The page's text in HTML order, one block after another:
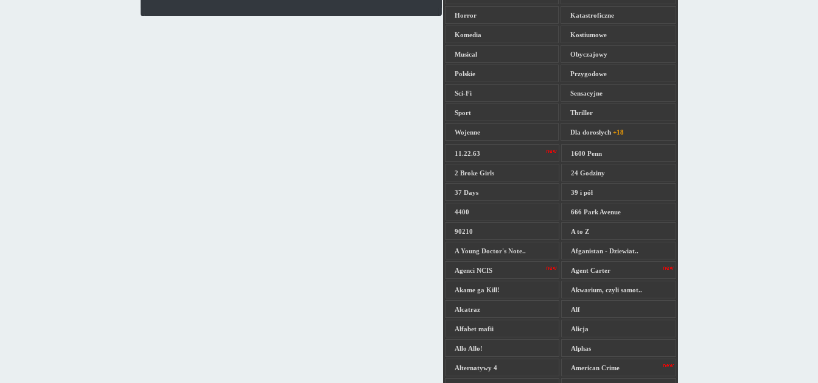
Horror Katastroficzne
Komedia Kostiumowe
Musical Obyczajowy
Polskie Przygodowe
Sci-Fi Sensacyjne
Sport Thriller
Wojenne Dla dorosłych +18
11.22.63 1600 Penn
2 Broke Girls 24 Godziny
37 Days 39 i pół
4400 666 Park Avenue
90210 A to Z
A Young Doctor's Note.. Afganistan - Dziewiat..
Agenci NCIS Agent Carter
Akame ga Kill! Akwarium, czyli samot..
Alcatraz Alf
Alfabet mafii Alicja
Allo Allo! Alphas
Alternatywy 4 American Crime